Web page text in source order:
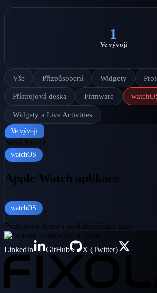
1
Ve vývoji
Vše Přizpůsobení Widgety
Přístrojová deska Firmware
Widgety a Live Activities
Ve vývoji
Nová funkce
watchOS
Apple Watch aplikace
watchOS
Přístrojová deska s nejdůležitějšími daty
Scooter Tools
LinkedIn
GitHub X (Twitter)